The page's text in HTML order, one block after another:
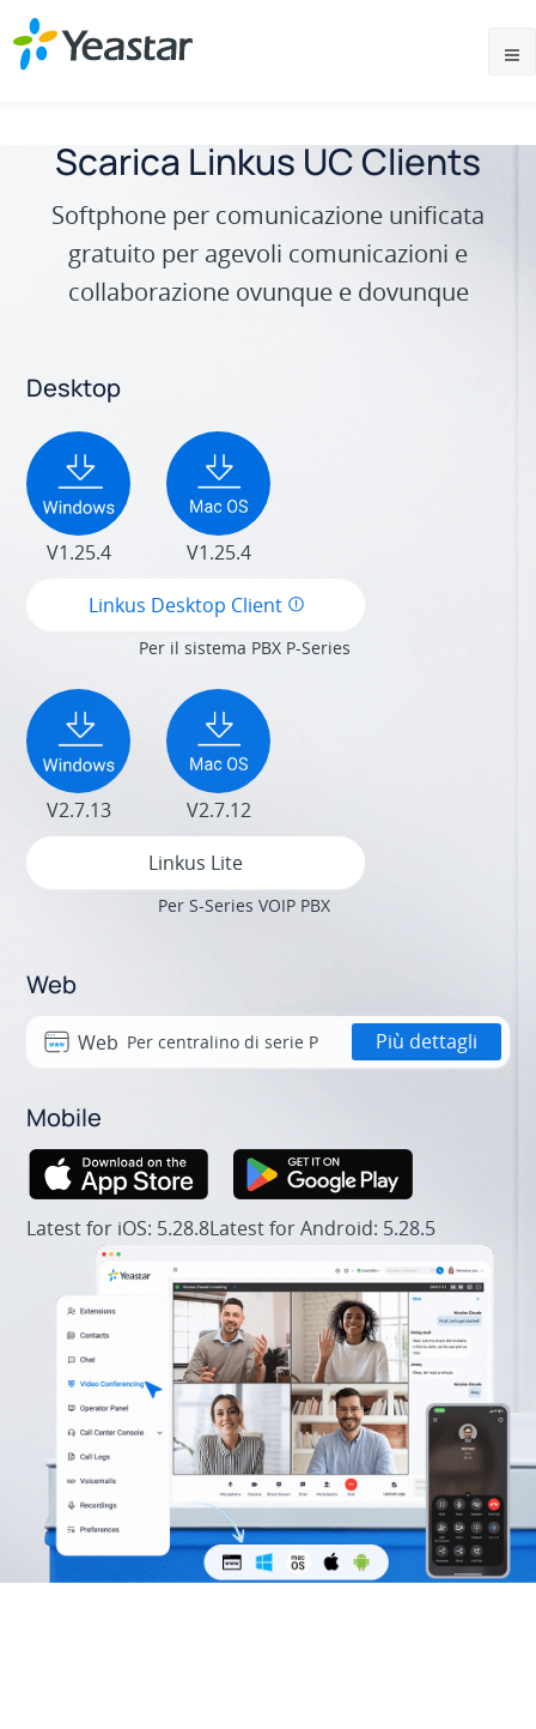
Scarica Linkus UC Clients
Softphone per comunicazione unificata
gratuito per agevoli comunicazioni e
collaborazione ovunque e dovunque
Desktop
V1.25.4
V1.25.4
Linkus Desktop Client
Per il sistema PBX P-Series
V2.7.13
V2.7.12
Linkus Lite
Per S-Series VOIP PBX
Web
Web Per centralino di serie P Più dettagli
Mobile
Latest for iOS: 5.28.8Latest for Android: 5.28.5